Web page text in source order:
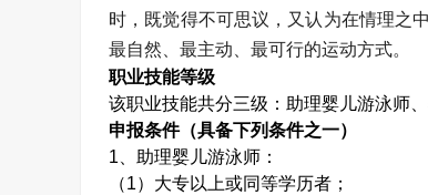
时，既觉得不可思议，又认为在情理之
最自然、最主动、最可行的运动方式。
职业技能等级
该职业技能共分三级：助理婴儿游泳师
申报条件（具备下列条件之一）
1 、助理婴儿游泳师：
（1）大专以上或同等学历者；